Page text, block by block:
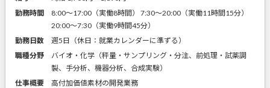
勤務時間
8:00～17:00（実働8時間） 7:30～20:00（実働11時間15分）
20:00～7:30（実働9時間45分）
勤務日数
週5日（休日：就業カレンダーに準ずる）
職種分野
バイオ・化学（秤量・サンプリング・分注、前処理・試薬調
製、手分析、機器分析、合成実験）
仕事概要
高付加価値素材の開発業務